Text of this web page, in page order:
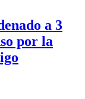
a 3
por la